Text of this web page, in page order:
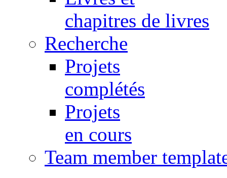
chapitres de livres
Recherche
Projets
complétés
Projets
en cours
Team member